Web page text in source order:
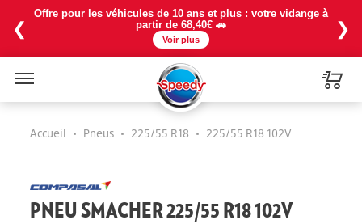
❮
Offre pour les véhicules de 10 ans et plus : votre vidange à
partir de 68,40€ 🚗
Voir plus
❯
Accueil • Pneus • 225/55 R18 • 225/55 R18 102V
PNEU SMACHER 225/55 R18 102V